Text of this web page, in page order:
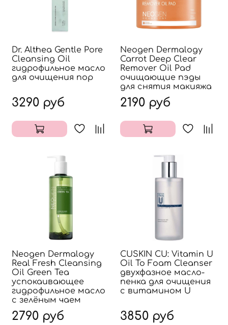
Dr. Althea Gentle Pore
Cleansing Oil
гидрофильное масло
для очищения пор
3290 руб
Neogen Dermalogy
Carrot Deep Clear
Remover Oil Pad
очищающие пэды
для снятия макияжа
2190 руб
Neogen Dermalogy
Real Fresh Cleansing
Oil Green Tea
успокаивающее
гидрофильное масло
с зелёным чаем
2790 руб
CUSKIN CU: Vitamin U
Oil To Foam Cleanser
двухфазное масло-
пенка для очищения
с витамином U
3850 руб